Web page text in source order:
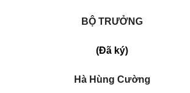
BỘ TRƯỞNG
(Đã k‎ý)
Hà Hùng Cường